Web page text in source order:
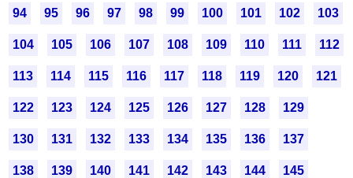
94 95 96 97 98 99 100 101 102 103
104 105 106 107 108 109 110 111 112
113 114 115 116 117 118 119 120 121
122 123 124 125 126 127 128 129
130 131 132 133 134 135 136 137
138 139 140 141 142 143 144 145